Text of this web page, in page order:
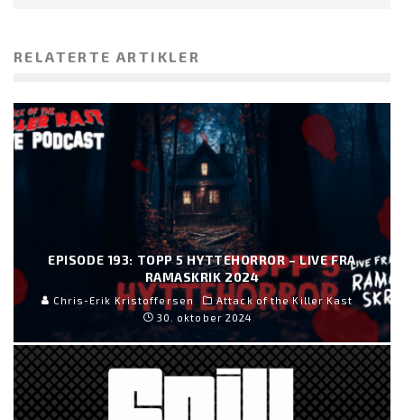
RELATERTE ARTIKLER
EPISODE 193: TOPP 5 HYTTEHORROR – LIVE FRA
RAMASKRIK 2024
Chris-Erik Kristoffersen
Attack of the Killer Kast
30. oktober 2024